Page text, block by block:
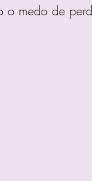
o medo de